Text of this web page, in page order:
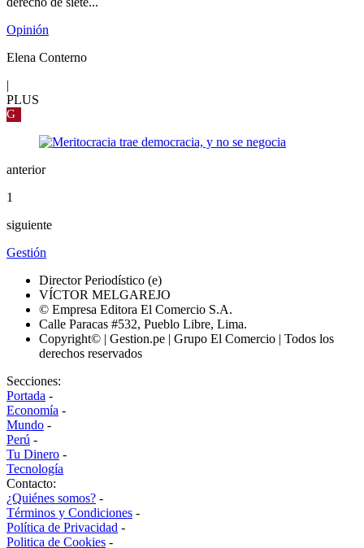
Opinión
Elena Conterno
|
PLUS
G
anterior
1
siguiente
Gestión
Director Periodístico (e)
VÍCTOR MELGAREJO
© Empresa Editora El Comercio S.A.
Calle Paracas #532, Pueblo Libre, Lima.
Copyright© | Gestion.pe | Grupo El Comercio | Todos los
derechos reservados
Secciones:
Portada -
Economía -
Mundo -
Perú -
Tu Dinero -
Tecnología
Contacto:
¿Quiénes somos? -
Términos y Condiciones -
Política de Privacidad -
Politica de Cookies -